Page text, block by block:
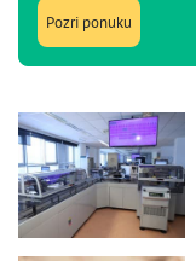
Pozri ponuku